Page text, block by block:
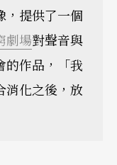
，提供了一個
劇場對聲音與
的作品，「我
消化之後，放